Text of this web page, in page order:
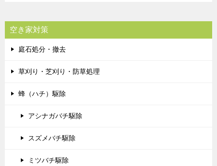
空き家対策
庭石処分・撤去
草刈り・芝刈り・防草処理
蜂（ハチ）駆除
アシナガバチ駆除
スズメバチ駆除
ミツバチ駆除